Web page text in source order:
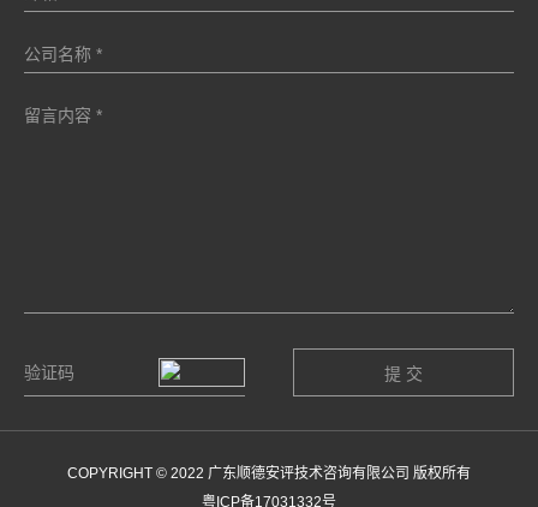
COPYRIGHT © 2022 广东顺德安评技术咨询有限公司 版权所有
粤ICP备17031332号